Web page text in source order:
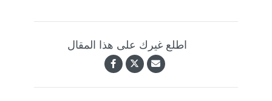
اطلع غيرك على هذا المقال